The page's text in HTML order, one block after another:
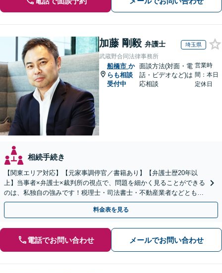
加藤 剛毅 弁護士 埼玉県
武蔵野合同法律事務所
船橋市 か
らも相談
受付中
面談方法(対面・電
話・ビデオなど)は
応相談
営業時
間：本日
定休日
相続手続き
【関東エリア対応】【元家事調停官／書籍あり】【弁護士歴20年以
上】当事者×弁護士×裁判所の視点で、問題を細かく見ることができる
のは、私独自の強みです！税理士・司法書士・不動産業者などとも連
携。地元密着で、親切＆丁寧にお悩みに寄り添います。
料金表を見る
電話でお問い合わせ メールでお問い合わせ